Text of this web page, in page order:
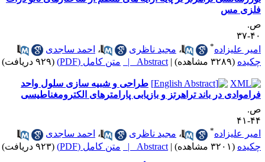
مس
۳۷
علیزاده
،مجید ناظری ،احمد ساجدی
(۳۲۸۹ مشاهده) |
Abstract | متن کامل (PDF) (۹۲۹ دریافت)
طراحی و شبیه سازی سلول واحد
در باند تراهرتز و بازیابی پارامترهای الکترومغناطیسی
۴۱
علیزاده
،مجید ناظری ،احمد ساجدی
(۳۲۰۱ مشاهده) |
Abstract | متن کامل (PDF) (۹۲۳ دریافت)